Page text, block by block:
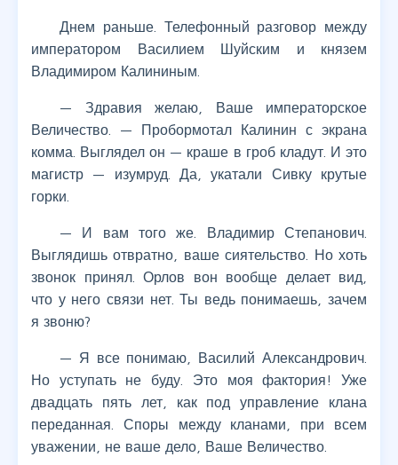
Днем раньше. Телефонный разговор между
императором Василием Шуйским и князем
Владимиром Калининым.
— Здравия желаю, Ваше императорское
Величество. — Пробормотал Калинин с экрана
комма. Выглядел он — краше в гроб кладут. И это
магистр — изумруд. Да, укатали Сивку крутые
горки.
— И вам того же. Владимир Степанович.
Выглядишь отвратно, ваше сиятельство. Но хоть
звонок принял. Орлов вон вообще делает вид,
что у него связи нет. Ты ведь понимаешь, зачем
я звоню?
— Я все понимаю, Василий Александрович.
Но уступать не буду. Это моя фактория! Уже
двадцать пять лет, как под управление клана
переданная. Споры между кланами, при всем
уважении, не ваше дело, Ваше Величество.